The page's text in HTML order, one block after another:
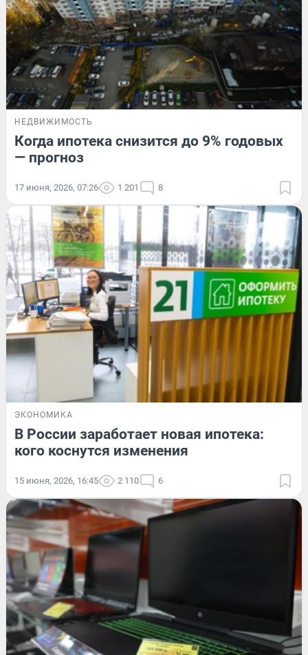
НЕДВИЖИМОСТЬ
Когда ипотека снизится до 9% годовых
— прогноз
17 июня, 2026, 07:26 1 201 8
ЭКОНОМИКА
В России заработает новая ипотека:
кого коснутся изменения
15 июня, 2026, 16:45 2 110 6